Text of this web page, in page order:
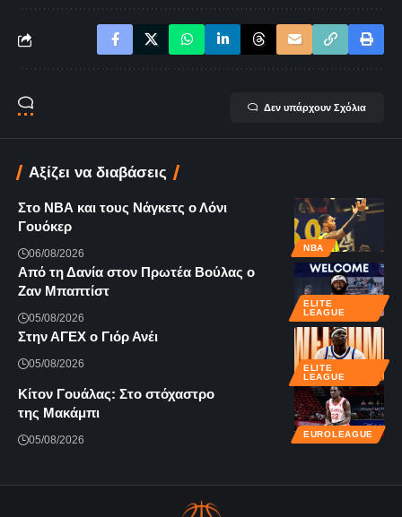
Δεν υπάρχουν Σχόλια
Αξίζει να διαβάσεις
NBA
Στο ΝΒΑ και τους Νάγκετς ο Λόνι
Γουόκερ
06/08/2026
ELITE
LEAGUE
Από τη Δανία στον Πρωτέα Βούλας ο
Ζαν Μπαπτίστ
05/08/2026
ELITE
LEAGUE
Στην ΑΓΕΧ ο Γιόρ Ανέι
05/08/2026
EUROLEAGUE
Κίτον Γουάλας: Στο στόχαστρο
της Μακάμπι
05/08/2026